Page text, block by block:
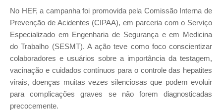
No HEF, a campanha foi promovida pela Comissão Interna de
Prevenção de Acidentes (CIPAA), em parceria com o Serviço
Especializado em Engenharia de Segurança e em Medicina
do Trabalho (SESMT). A ação teve como foco conscientizar
colaboradores e usuários sobre a importância da testagem,
vacinação e cuidados contínuos para o controle das hepatites
virais, doenças muitas vezes silenciosas que podem evoluir
para complicações graves se não forem diagnosticadas
precocemente.